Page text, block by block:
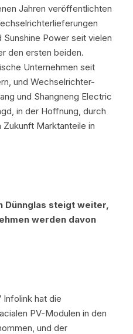
Jahren veröffentlichten
Sunshine Power seit vielen
den ersten beiden.
Unternehmen seit
und Wechselrichter-
und Shangneng Electric
in der Hoffnung, durch
Marktanteile in
Dünnglas steigt weiter,
werden davon
Infolink hat die
PV-Modulen in den
und der